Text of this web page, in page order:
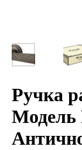
Ручка
Модель